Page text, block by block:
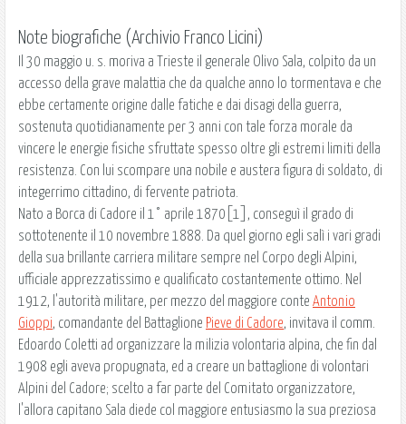
Note biografiche (Archivio Franco Licini)
Il 30 maggio u. s. moriva a Trieste il generale Olivo Sala, colpito da un
accesso della grave malattia che da qualche anno lo tormentava e che
ebbe certamente origine dalle fatiche e dai disagi della guerra,
sostenuta quotidianamente per 3 anni con tale forza morale da
vincere le energie fisiche sfruttate spesso oltre gli estremi limiti della
resistenza. Con lui scompare una nobile e austera figura di soldato, di
integerrimo cittadino, di fervente patriota.
Nato a Borca di Cadore il 1° aprile 1870[1], conseguì il grado di
sottotenente il 10 novembre 1888. Da quel giorno egli salì i vari gradi
della sua brillante carriera militare sempre nel Corpo degli Alpini,
ufficiale apprezzatissimo e qualificato costantemente ottimo. Nel
1912, l'autorità militare, per mezzo del maggiore conte Antonio
Gioppi, comandante del Battaglione Pieve di Cadore, invitava il comm.
Edoardo Coletti ad organizzare la milizia volontaria alpina, che fin dal
1908 egli aveva propugnata, ed a creare un battaglione di volontari
Alpini del Cadore; scelto a far parte del Comitato organizzatore,
l'allora capitano Sala diede col maggiore entusiasmo la sua preziosa